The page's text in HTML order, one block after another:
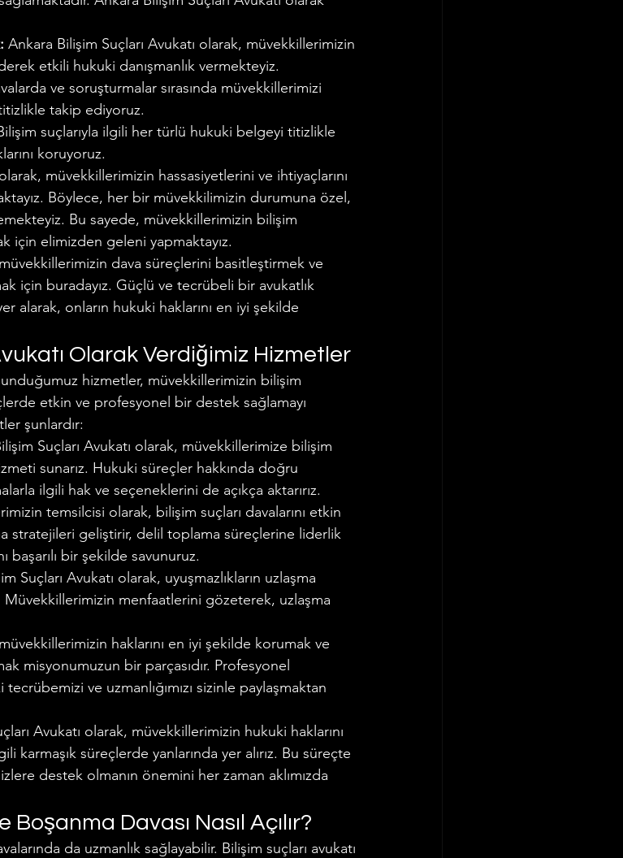
Ankara Bilişim Suçları Avukatı olarak, müvekkillerimizin
etkili hukuki danışmanlık vermekteyiz.
ve soruşturmalar sırasında müvekkillerimizi
takip ediyoruz.
suçlarıyla ilgili her türlü hukuki belgeyi titizlikle
koruyoruz.
müvekkillerimizin hassasiyetlerini ve ihtiyaçlarını
Böylece, her bir müvekkilimizin durumuna özel,
Bu sayede, müvekkillerimizin bilişim
için elimizden geleni yapmaktayız.
dava süreçlerini basitleştirmek ve
için buradayız. Güçlü ve tecrübeli bir avukatlık
alarak, onların hukuki haklarını en iyi şekilde
Olarak Verdiğimiz Hizmetler
hizmetler, müvekkillerimizin bilişim
etkin ve profesyonel bir destek sağlamayı
şunlardır:
Suçları Avukatı olarak, müvekkillerimize bilişim
sunarız. Hukuki süreçler hakkında doğru
ilgili hak ve seçeneklerini de açıkça aktarırız.
temsilcisi olarak, bilişim suçları davalarını etkin
stratejileri geliştirir, delil toplama süreçlerine liderlik
başarılı bir şekilde savunuruz.
Suçları Avukatı olarak, uyuşmazlıkların uzlaşma
menfaatlerini gözeterek, uzlaşma
haklarını en iyi şekilde korumak ve
misyonumuzun bir parçasıdır. Profesyonel
ve uzmanlığımızı sizinle paylaşmaktan
Avukatı olarak, müvekkillerimizin hukuki haklarını
karmaşık süreçlerde yanlarında yer alırız. Bu süreçte
destek olmanın önemini her zaman aklımızda
Boşanma Davası Nasıl Açılır?
da uzmanlık sağlayabilir. Bilişim suçları avukatı